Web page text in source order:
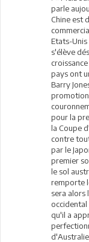
parle
Chine est
Etats-
s'élève
pays ont
Barry
pour la
la Coupe
contre
par le
premier
le sol
remporte
sera alors
occidental
qu'il a